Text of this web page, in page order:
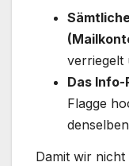
verriegelt
Das
Flagge
Damit wir